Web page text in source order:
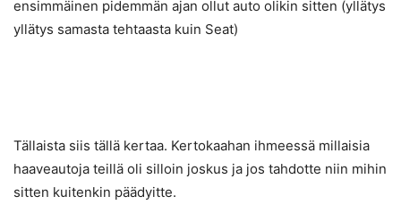
ensimmäinen pidemmän ajan ollut auto olikin sitten (yllätys
yllätys samasta tehtaasta kuin Seat)
Tällaista siis tällä kertaa. Kertokaahan ihmeessä millaisia
haaveautoja teillä oli silloin joskus ja jos tahdotte niin mihin
sitten kuitenkin päädyitte.